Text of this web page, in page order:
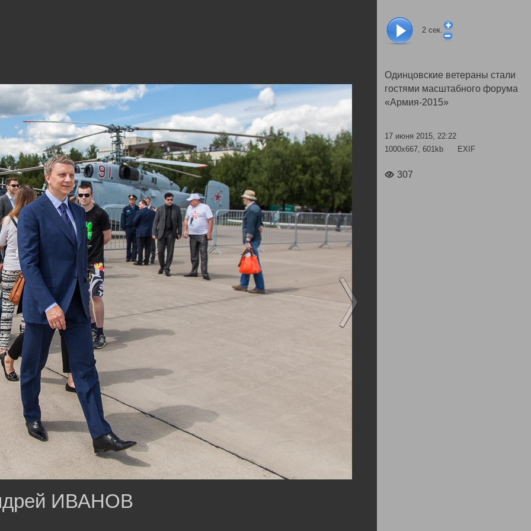
2 сек.
Одинцовские ветераны стали
гостями масштабного форума
«Армия-2015»
17 июня 2015, 22:22
1000x667, 601kb
EXIF
307
ИВАНОВ